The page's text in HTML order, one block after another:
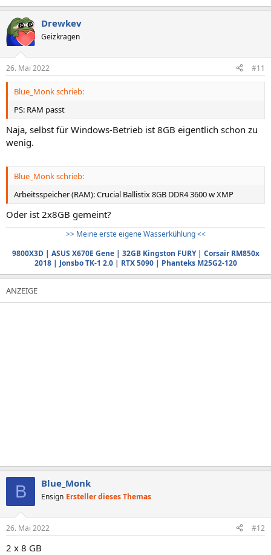
Drewkev
Geizkragen
26. Mai 2022 #11
Blue_Monk schrieb:
PS: RAM passt
Naja, selbst für Windows-Betrieb ist 8GB eigentlich schon zu
wenig.
Blue_Monk schrieb:
Arbeitsspeicher (RAM): Crucial Ballistix 8GB DDR4 3600 w XMP
Oder ist 2x8GB gemeint?
>> Meine erste eigene Wasserkühlung <<
9800X3D| ASUS X670E Gene| 32GB Kingston FURY| Corsair RM850x
2018| Jonsbo TK-1 2.0| RTX 5090| Phanteks M25G2-120
B Blue_Monk
Ensign Ersteller dieses Themas
26. Mai 2022 #12
2 x 8 GB